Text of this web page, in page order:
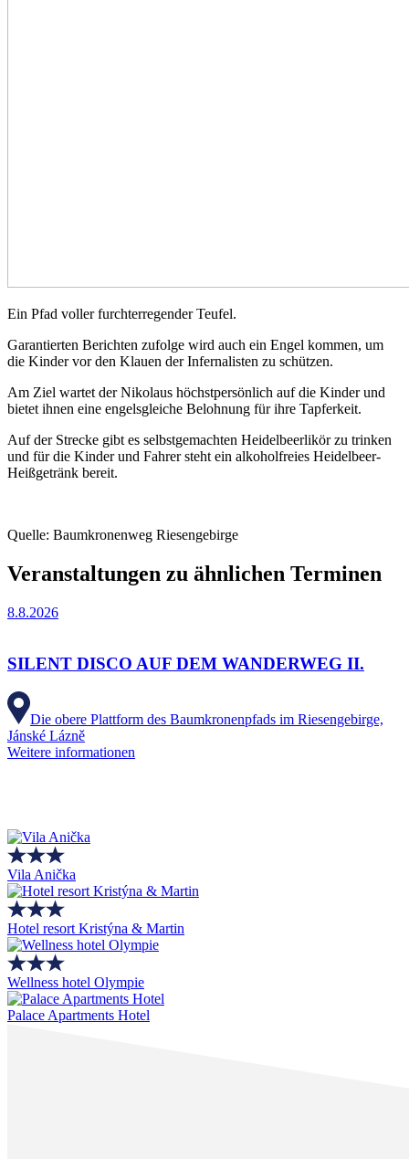
Ein Pfad voller furchterregender Teufel.
Garantierten Berichten zufolge wird auch ein Engel kommen, um
die Kinder vor den Klauen der Infernalisten zu schützen.
Am Ziel wartet der Nikolaus höchstpersönlich auf die Kinder und
bietet ihnen eine engelsgleiche Belohnung für ihre Tapferkeit.
Auf der Strecke gibt es selbstgemachten Heidelbeerlikör zu trinken
und für die Kinder und Fahrer steht ein alkoholfreies Heidelbeer-
Heißgetränk bereit.
Quelle: Baumkronenweg Riesengebirge
Veranstaltungen zu ähnlichen Terminen
8.8.2026
SILENT DISCO AUF DEM WANDERWEG II.
Die obere Plattform des Baumkronenpfads im Riesengebirge,
Jánské Lázně
Weitere informationen
Vila Anička
Hotel resort Kristýna & Martin
Wellness hotel Olympie
Palace Apartments Hotel